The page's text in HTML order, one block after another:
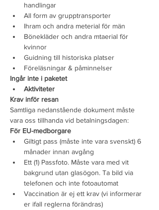
handlingar
All form av grupptransporter
Ihram och andra meterial för män
Bönekläder och andra mtaerial för
kvinnor
Guidning till historiska platser
Föreläsningar & påminnelser
Ingår inte i paketet
Aktiviteter
Krav inför resan
Samtliga nedanstående dokument måste
vara oss tillhanda vid betalningsdagen:
För EU-medborgare
Giltigt pass (måste inte vara svenskt) 6
månader innan avgång
Ett (1) Passfoto. Måste vara med vit
bakgrund utan glasögon. Ta bild via
telefonen och inte fotoautomat
Vaccination är ej ett krav (vi informerar
er ifall reglerna förändras)